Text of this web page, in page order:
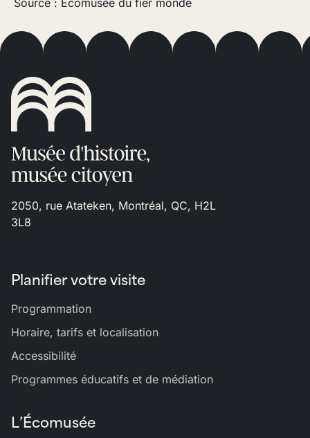
Source : Écomusée du fier monde
2050, rue Atateken, Montréal, QC, H2L
3L8
Planifier votre visite
Programmation
Horaire, tarifs et localisation
Accessibilité
Programmes éducatifs et de médiation
L’Écomusée